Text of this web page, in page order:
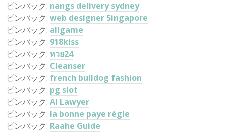
ピンバック: nangs delivery sydney
ピンバック: web designer Singapore
ピンバック: allgame
ピンバック: 918kiss
ピンバック: หวย24
ピンバック: Cleanser
ピンバック: french bulldog fashion
ピンバック: pg slot
ピンバック: AI Lawyer
ピンバック: la bonne paye règle
ピンバック: Raahe Guide